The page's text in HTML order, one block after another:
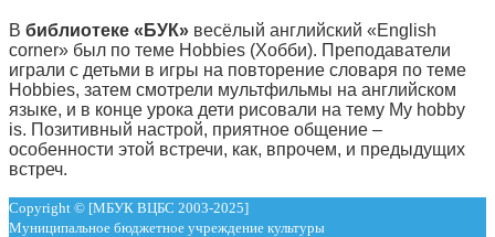
В библиотеке «БУК» весёлый английский «English
corner» был по теме Hobbies (Хобби). Преподаватели
играли с детьми в игры на повторение словаря по теме
Hobbies, затем смотрели мультфильмы на английском
языке, и в конце урока дети рисовали на тему My hobby
is. Позитивный настрой, приятное общение –
особенности этой встречи, как, впрочем, и предыдущих
встреч.
Copyright © [МБУК ВЦБС 2003-2025]
Муниципальное бюджетное учреждение культуры